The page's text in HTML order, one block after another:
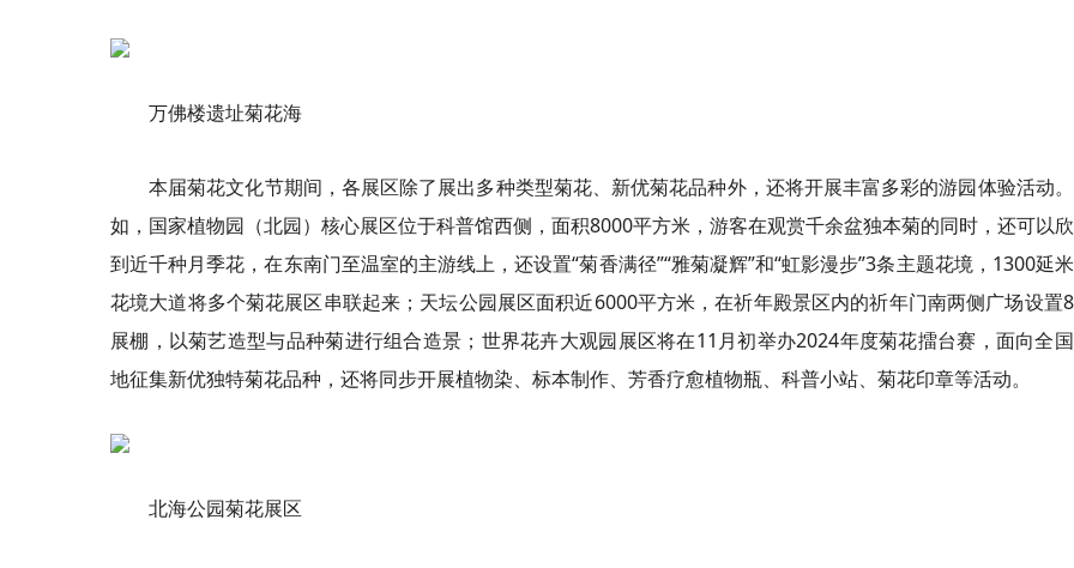
万佛楼遗址菊花海
本届菊花文化节期间，各展区除了展出多种类型菊花、新优菊花品种外，还将开展丰富多彩的游园体验活动
如，国家植物园（北园）核心展区位于科普馆西侧，面积8000平方米，游客在观赏千余盆独本菊的同时，还可以
到近千种月季花，在东南门至温室的主游线上，还设置“菊香满径”“雅菊凝辉”和“虹影漫步”3条主题花境，1300延
花境大道将多个菊花展区串联起来；天坛公园展区面积近6000平方米，在祈年殿景区内的祈年门南两侧广场设置
展棚，以菊艺造型与品种菊进行组合造景；世界花卉大观园展区将在11月初举办2024年度菊花擂台赛，面向全
地征集新优独特菊花品种，还将同步开展植物染、标本制作、芳香疗愈植物瓶、科普小站、菊花印章等活动。
北海公园菊花展区